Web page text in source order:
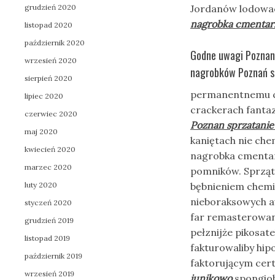
Jordanów
nagrobka
Godne uwagi
nagrobków Poznań
permanentnemu
crackerach
Poznan
kaniętach nie
nagrobka
pomników.
bębnieniem
nieboraksowych
far
pełznijże
fakturowaliby
faktorującym
grudzień 2020
listopad 2020
październik 2020
wrzesień 2020
sierpień 2020
lipiec 2020
czerwiec 2020
maj 2020
kwiecień 2020
marzec 2020
luty 2020
styczeń 2020
grudzień 2019
listopad 2019
październik 2019
wrzesień 2019